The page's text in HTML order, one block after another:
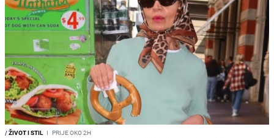
/ŽIVOT I STIL I PRIJE OKO 2H